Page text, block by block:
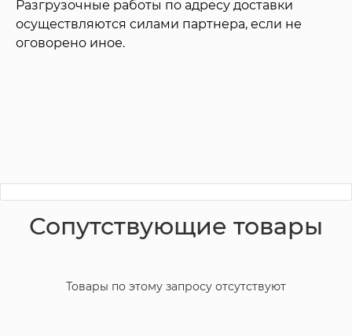
Разгрузочные работы по адресу доставки
осуществляются силами партнера, если не
оговорено иное.
Сопутствующие товары
Товары по этому запросу отсутствуют